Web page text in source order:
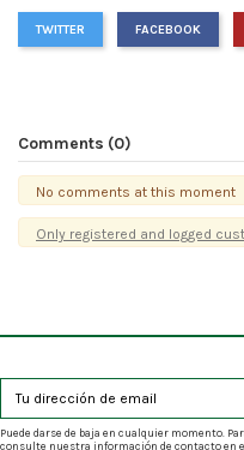
TWITTER FACEBOOK
Comments (0)
No comments at this moment
Only registered and logged
Puede darse de baja en cualquier momento.
consulte nuestra información de contacto en